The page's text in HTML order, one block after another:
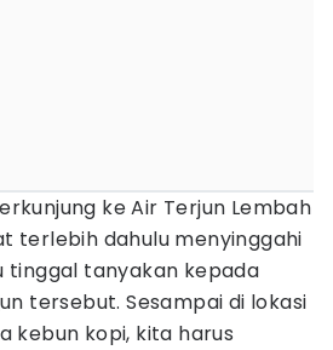
ke Air Terjun Lembah
terlebih dahulu menyinggahi
tinggal tanyakan kepada
tersebut. Sesampai di lokasi
kebun kopi, kita harus